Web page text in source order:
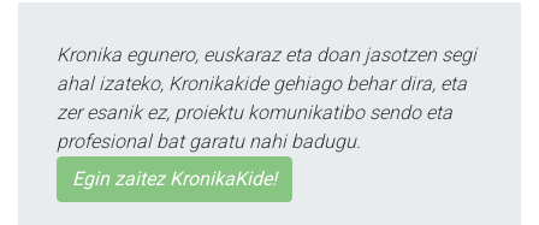
Kronika egunero, euskaraz eta doan jasotzen segi
ahal izateko, Kronikakide gehiago behar dira, eta
zer esanik ez, proiektu komunikatibo sendo eta
profesional bat garatu nahi badugu.
Egin zaitez KronikaKide!